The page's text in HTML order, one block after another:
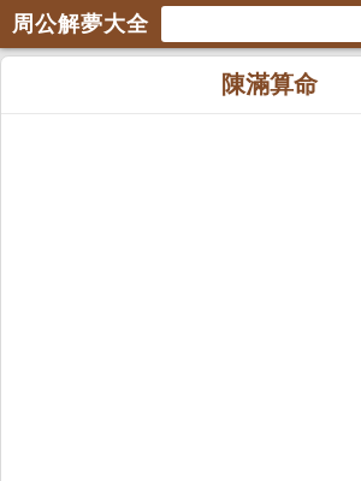
周公解夢大全
陳滿算命